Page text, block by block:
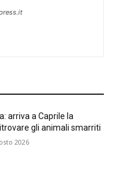
arriva a Caprile la
gli animali smarriti
2026